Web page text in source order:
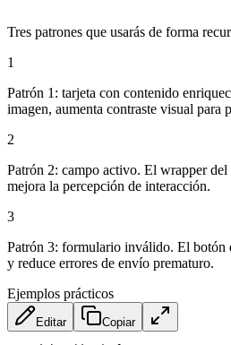
Tres patrones que usarás de forma
1
Patrón 1: tarjeta con contenido
imagen, aumenta contraste visual para
2
Patrón 2: campo activo. El wrapper
mejora la percepción de interacción.
3
Patrón 3: formulario inválido. El botón
y reduce errores de envío prematuro.
Ejemplos prácticos
Editar Copiar